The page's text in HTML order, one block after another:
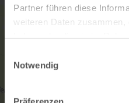
Partner führen diese
weiteren Daten zusammen,
Notwendig